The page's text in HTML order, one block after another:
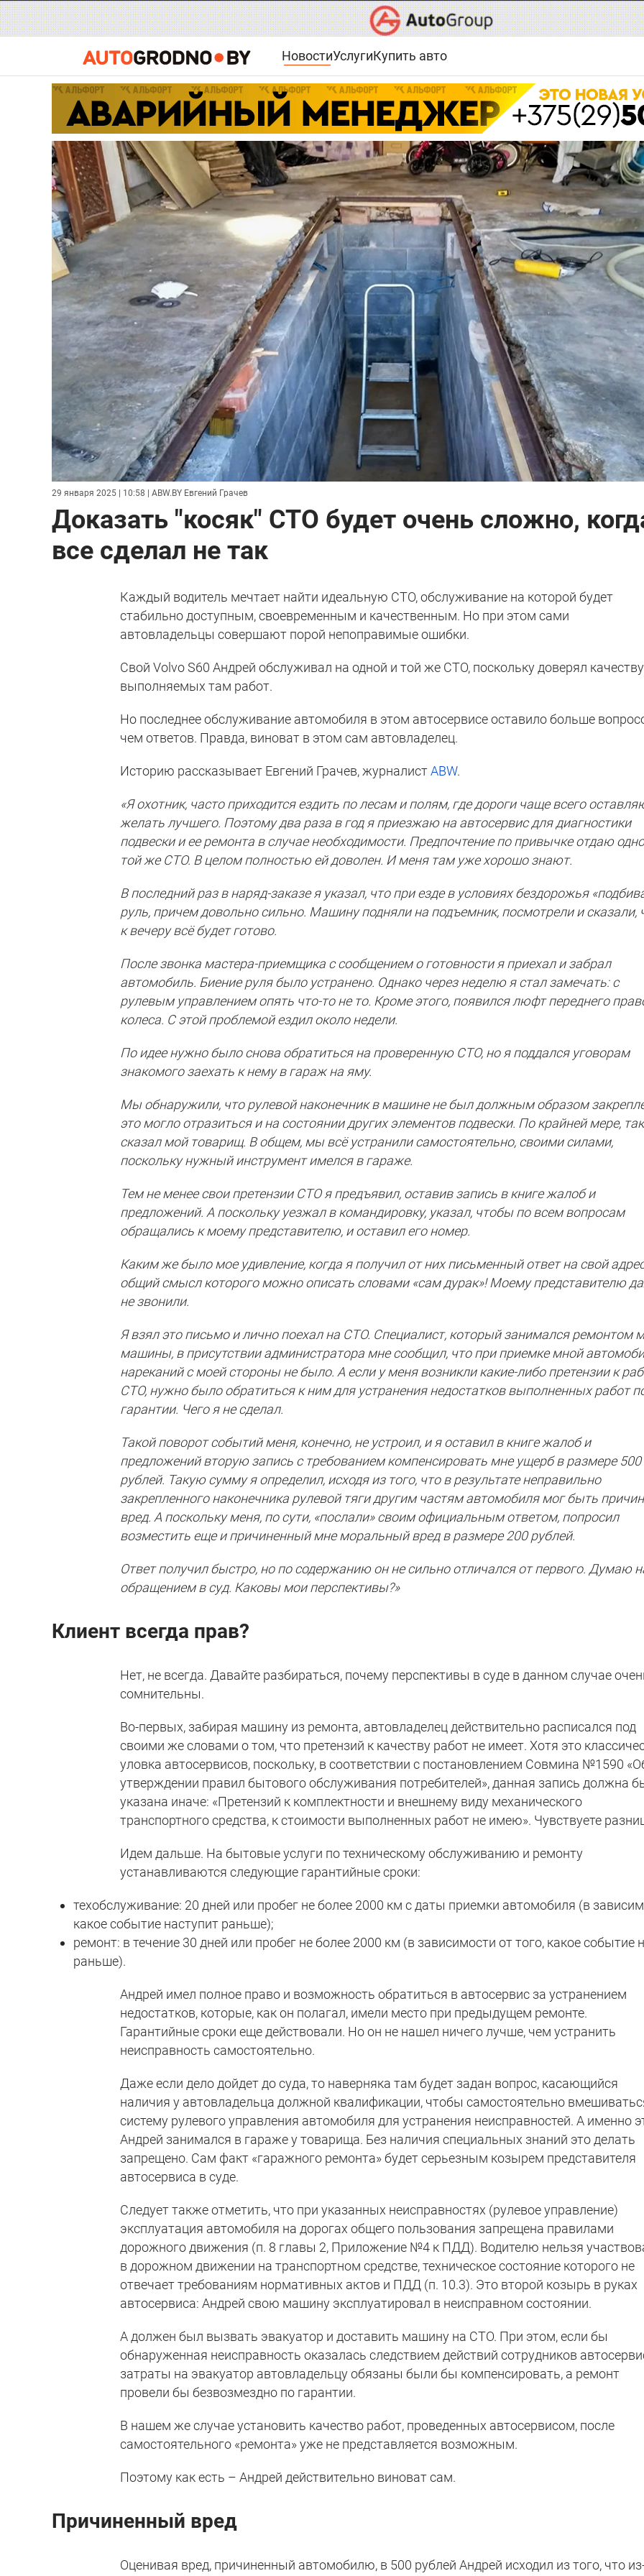
НовостиУслугиКупить авто
29 января 2025 | 10:58 | ABW.BY Евгений Грачев
Доказать "косяк" СТО будет очень сложно,
все сделал не так
Каждый водитель мечтает найти идеальную СТО, обслуживание на которой будет
стабильно доступным, своевременным и качественным. Но при этом сами
автовладельцы совершают порой непоправимые ошибки.
Свой Volvo S60 Андрей обслуживал на одной и той же СТО, поскольку доверял качеству
выполняемых там работ.
Но последнее обслуживание автомобиля в этом автосервисе оставило больше
чем ответов. Правда, виноват в этом сам автовладелец.
Историю рассказывает Евгений Грачев, журналистABW.
«Я охотник, часто приходится ездить по лесам и полям, где дороги чаще всего
желать лучшего. Поэтому два раза в год я приезжаю на автосервис для диагностики
подвески и ее ремонта в случае необходимости. Предпочтение по привычке отдаю
той же СТО. В целом полностью ей доволен. И меня там уже хорошо знают.
В последний раз в наряд-заказе я указал, что при езде в условиях бездорожья
руль, причем довольно сильно. Машину подняли на подъемник, посмотрели и сказали,
к вечеру всё будет готово.
После звонка мастера-приемщика с сообщением о готовности я приехал и забрал
автомобиль. Биение руля было устранено. Однако через неделю я стал замечать: с
рулевым управлением опять что-то не то. Кроме этого, появился люфт переднего
колеса. С этой проблемой ездил около недели.
По идее нужно было снова обратиться на проверенную СТО, но я поддался уговорам
знакомого заехать к нему в гараж на яму.
Мы обнаружили, что рулевой наконечник в машине не был должным образом
это могло отразиться и на состоянии других элементов подвески. По крайней мере, так
сказал мой товарищ. В общем, мы всё устранили самостоятельно, своими силами,
поскольку нужный инструмент имелся в гараже.
Тем не менее свои претензии СТО я предъявил, оставив запись в книге жалоб и
предложений. А поскольку уезжал в командировку, указал, чтобы по всем вопросам
обращались к моему представителю, и оставил его номер.
Каким же было мое удивление, когда я получил от них письменный ответ на свой
общий смысл которого можно описать словами «сам дурак»! Моему представителю
не звонили.
Я взял это письмо и лично поехал на СТО. Специалист, который занимался ремонтом
машины, в присутствии администратора мне сообщил, что при приемке мной
нареканий с моей стороны не было. А если у меня возникли какие-либо претензии к
СТО, нужно было обратиться к ним для устранения недостатков выполненных работ
гарантии. Чего я не сделал.
Такой поворот событий меня, конечно, не устроил, и я оставил в книге жалоб и
предложений вторую запись с требованием компенсировать мне ущерб в размере 500
рублей. Такую сумму я определил, исходя из того, что в результате неправильно
закрепленного наконечника рулевой тяги другим частям автомобиля мог быть
вред. А поскольку меня, по сути, «послали» своим официальным ответом, попросил
возместить еще и причиненный мне моральный вред в размере 200 рублей.
Ответ получил быстро, но по содержанию он не сильно отличался от первого. Думаю
обращением в суд. Каковы мои перспективы?»
Клиент всегда прав?
Нет, не всегда. Давайте разбираться, почему перспективы в суде в данном случае
сомнительны.
Во-первых, забирая машину из ремонта, автовладелец действительно расписался под
своими же словами о том, что претензий к качеству работ не имеет. Хотя это
уловка автосервисов, поскольку, в соответствии с постановлением Совмина №1590
утверждении правил бытового обслуживания потребителей», данная запись должна
указана иначе: «Претензий к комплектности и внешнему виду механического
транспортного средства, к стоимости выполненных работ не имею». Чувствуете
Идем дальше. На бытовые услуги по техническому обслуживанию и ремонту
устанавливаются следующие гарантийные сроки:
техобслуживание: 20 дней или пробег не более 2000 км с даты приемки автомобиля (в
какое событие наступит раньше);
ремонт: в течение 30 дней или пробег не более 2000 км (в зависимости от того, какое событие
раньше).
Андрей имел полное право и возможность обратиться в автосервис за устранением
недостатков, которые, как он полагал, имели место при предыдущем ремонте.
Гарантийные сроки еще действовали. Но он не нашел ничего лучше, чем устранить
неисправность самостоятельно.
Даже если дело дойдет до суда, то наверняка там будет задан вопрос, касающийся
наличия у автовладельца должной квалификации, чтобы самостоятельно
систему рулевого управления автомобиля для устранения неисправностей. А именно
Андрей занимался в гараже у товарища. Без наличия специальных знаний это делать
запрещено. Сам факт «гаражного ремонта» будет серьезным козырем представителя
автосервиса в суде.
Следует также отметить, что при указанных неисправностях (рулевое управление)
эксплуатация автомобиля на дорогах общего пользования запрещена правилами
дорожного движения (п. 8 главы 2, Приложение №4 к ПДД). Водителю нельзя
в дорожном движении на транспортном средстве, техническое состояние которого не
отвечает требованиям нормативных актов и ПДД (п. 10.3). Это второй козырь в руках
автосервиса: Андрей свою машину эксплуатировал в неисправном состоянии.
А должен был вызвать эвакуатор и доставить машину на СТО. При этом, если бы
обнаруженная неисправность оказалась следствием действий сотрудников
затраты на эвакуатор автовладельцу обязаны были бы компенсировать, а ремонт
провели бы безвозмездно по гарантии.
В нашем же случае установить качество работ, проведенных автосервисом, после
самостоятельного «ремонта» уже не представляется возможным.
Поэтому как есть – Андрей действительно виноват сам.
Причиненный вред
Оценивая вред, причиненный автомобилю, в 500 рублей Андрей исходил из того, что